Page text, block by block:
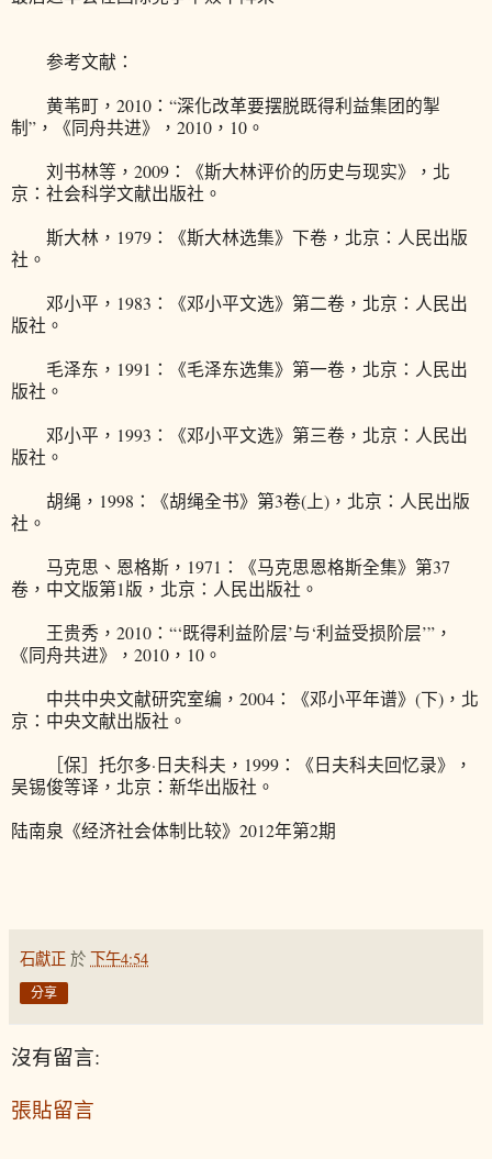
参考文献：
黄苇町，2010：“深化改革要摆脱既得利益集团的掣
制”，《同舟共进》，2010，10。
刘书林等，2009：《斯大林评价的历史与现实》，北
京：社会科学文献出版社。
斯大林，1979：《斯大林选集》下卷，北京：人民出版
社。
邓小平，1983：《邓小平文选》第二卷，北京：人民出
版社。
毛泽东，1991：《毛泽东选集》第一卷，北京：人民出
版社。
邓小平，1993：《邓小平文选》第三卷，北京：人民出
版社。
胡绳，1998：《胡绳全书》第3卷(上)，北京：人民出版
社。
马克思、恩格斯，1971：《马克思恩格斯全集》第37
卷，中文版第1版，北京：人民出版社。
王贵秀，2010：“‘既得利益阶层’与‘利益受损阶层’”，
《同舟共进》，2010，10。
中共中央文献研究室编，2004：《邓小平年谱》(下)，北
京：中央文献出版社。
［保］托尔多·日夫科夫，1999：《日夫科夫回忆录》，
吴锡俊等译，北京：新华出版社。
陆南泉《经济社会体制比较》2012年第2期
石獻正 於 下午4:54
分享
沒有留言:
張貼留言